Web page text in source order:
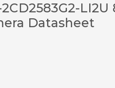
LI2U
Datasheet